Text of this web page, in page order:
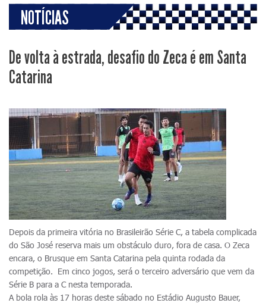
NOTÍCIAS
De volta à estrada, desafio do Zeca é em Santa
Catarina
Depois da primeira vitória no Brasileirão Série C, a tabela complicada
do São José reserva mais um obstáculo duro, fora de casa. O Zeca
encara, o Brusque em Santa Catarina pela quinta rodada da
competição. Em cinco jogos, será o terceiro adversário que vem da
Série B para a C nesta temporada.
A bola rola às 17 horas deste sábado no Estádio Augusto Bauer,